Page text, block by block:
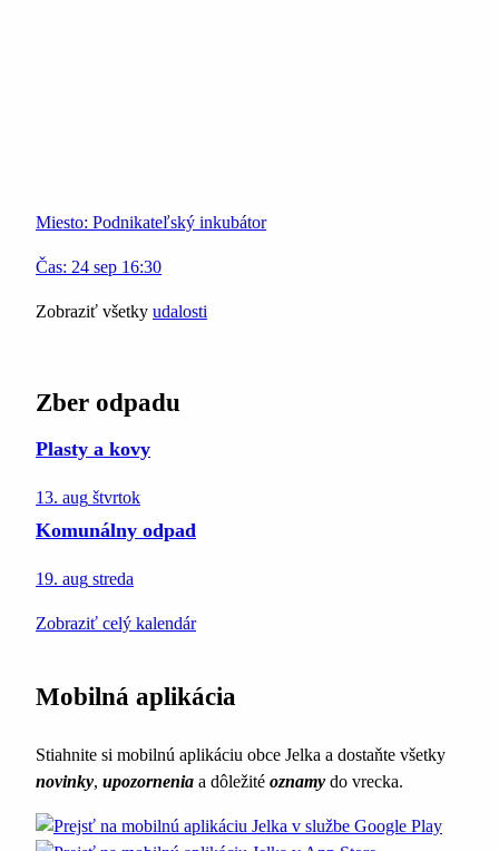
Miesto: Podnikateľský inkubátor
Čas: 24 sep 16:30
Zobraziť všetky udalosti
Zber odpadu
Plasty a kovy
13. aug štvrtok
Komunálny odpad
19. aug streda
Zobraziť celý kalendár
Mobilná aplikácia
Stiahnite si mobilnú aplikáciu obce Jelka a dostaňte všetky
novinky, upozornenia a dôležité oznamy do vrecka.